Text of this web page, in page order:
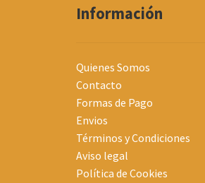
Información
Quienes Somos
Contacto
Formas de Pago
Envios
Términos y Condiciones
Aviso legal
Política de Cookies